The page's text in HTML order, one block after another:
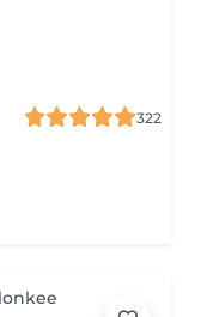
322